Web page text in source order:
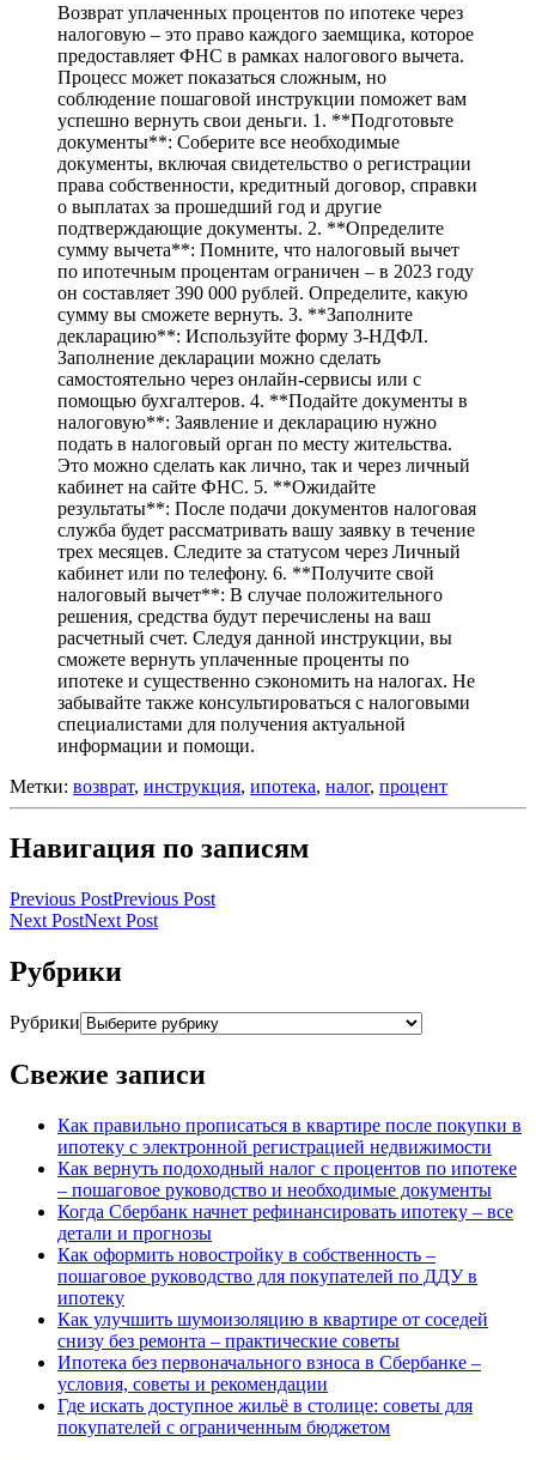
Возврат уплаченных процентов по ипотеке через
налоговую – это право каждого заемщика, которое
предоставляет ФНС в рамках налогового вычета.
Процесс может показаться сложным, но
соблюдение пошаговой инструкции поможет вам
успешно вернуть свои деньги. 1. **Подготовьте
документы**: Соберите все необходимые
документы, включая свидетельство о регистрации
права собственности, кредитный договор, справки
о выплатах за прошедший год и другие
подтверждающие документы. 2. **Определите
сумму вычета**: Помните, что налоговый вычет
по ипотечным процентам ограничен – в 2023 году
он составляет 390 000 рублей. Определите, какую
сумму вы сможете вернуть. 3. **Заполните
декларацию**: Используйте форму 3-НДФЛ.
Заполнение декларации можно сделать
самостоятельно через онлайн-сервисы или с
помощью бухгалтеров. 4. **Подайте документы в
налоговую**: Заявление и декларацию нужно
подать в налоговый орган по месту жительства.
Это можно сделать как лично, так и через личный
кабинет на сайте ФНС. 5. **Ожидайте
результаты**: После подачи документов налоговая
служба будет рассматривать вашу заявку в течение
трех месяцев. Следите за статусом через Личный
кабинет или по телефону. 6. **Получите свой
налоговый вычет**: В случае положительного
решения, средства будут перечислены на ваш
расчетный счет. Следуя данной инструкции, вы
сможете вернуть уплаченные проценты по
ипотеке и существенно сэкономить на налогах. Не
забывайте также консультироваться с налоговыми
специалистами для получения актуальной
информации и помощи.
Метки: возврат, инструкция, ипотека, налог, процент
Навигация по записям
Previous PostPrevious Post
Next PostNext Post
Рубрики
Рубрики
Свежие записи
Как правильно прописаться в квартире после покупки в
ипотеку с электронной регистрацией недвижимости
Как вернуть подоходный налог с процентов по ипотеке
– пошаговое руководство и необходимые документы
Когда Сбербанк начнет рефинансировать ипотеку – все
детали и прогнозы
Как оформить новостройку в собственность –
пошаговое руководство для покупателей по ДДУ в
ипотеку
Как улучшить шумоизоляцию в квартире от соседей
снизу без ремонта – практические советы
Ипотека без первоначального взноса в Сбербанке –
условия, советы и рекомендации
Где искать доступное жильё в столице: советы для
покупателей с ограниченным бюджетом